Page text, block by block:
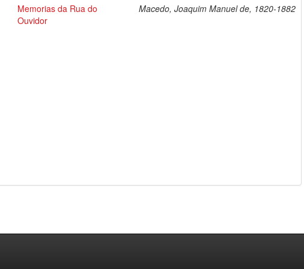
Memorias da Rua do
Ouvidor
Macedo, Joaquim Manuel de, 1820-1882